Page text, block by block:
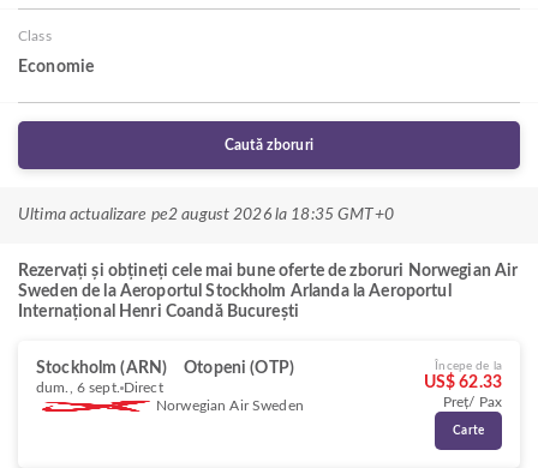
Class
Economie
Caută zboruri
Ultima actualizare pe2 august 2026 la 18:35 GMT+0
Rezervați și obțineți cele mai bune oferte de zboruri Norwegian Air
Sweden de la Aeroportul Stockholm Arlanda la Aeroportul
Internațional Henri Coandă București
Stockholm (ARN) Otopeni (OTP)
dum., 6 sept. Direct
Norwegian Air Sweden
Începe de la
US$ 62.33
Preț/ Pax
Carte